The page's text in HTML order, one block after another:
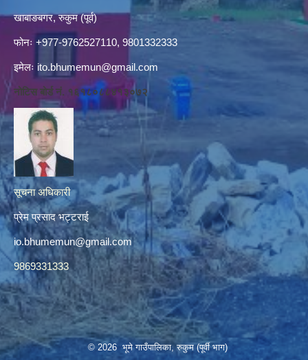
खाबाङबगर, रुकुम (पूर्व)
फोनः +977-9762527110, 9801332333
इमेलः ito.bhumemun@gmail.com
नोटिस बोर्ड नं. १६१८०८८४१३०७२
सूचना अधिकारी
प्रेम प्रसाद भट्टराई
io.bhumemun@gmail.com
9869331333
© 2026 भूमे गाउँपालिका, रुकुम (पूर्वी भाग)